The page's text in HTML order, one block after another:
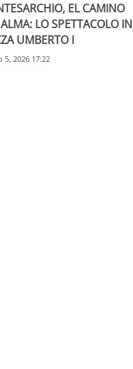
EL CAMINO
LO SPETTACOLO IN
UMBERTO I
5, 2026 17:22